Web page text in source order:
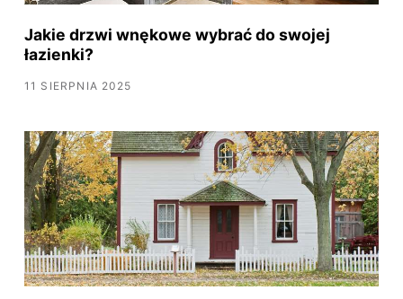
Jakie drzwi wnękowe wybrać do swojej
łazienki?
11 SIERPNIA 2025